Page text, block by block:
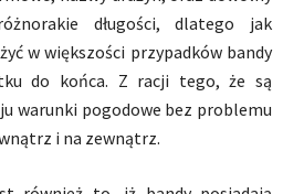
długości, dlatego jak
w większości przypadków bandy
do końca. Z racji tego, że są
warunki pogodowe bez problemu
i na zewnątrz.